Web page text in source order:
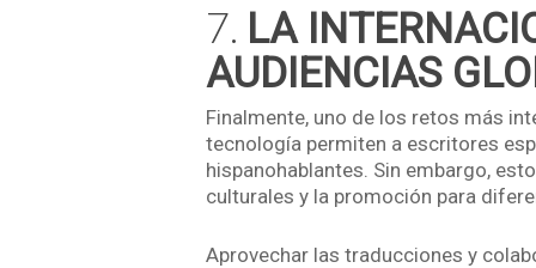
7. LA
AUDIENCIAS
Finalmente, uno de los retos más
tecnología permiten a escritores
hispanohablantes. Sin embargo,
culturales y la promoción para
Aprovechar las traducciones y